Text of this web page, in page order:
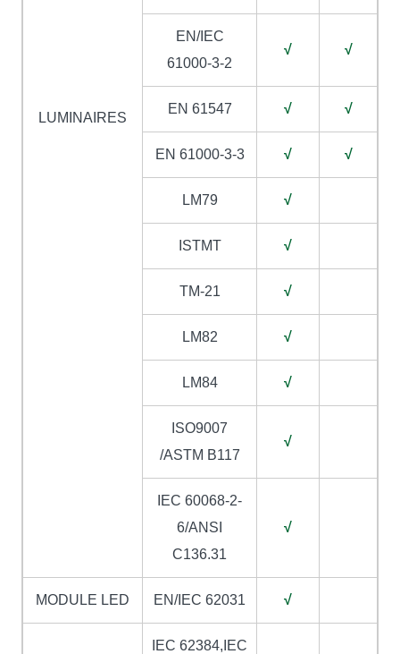
LUMINAIRES
EN/IEC
61000-3-2
√ √
EN 61547 √ √
EN 61000-3-3 √ √
LM79 √
ISTMT √
TM-21 √
LM82 √
LM84 √
ISO9007
/ASTM B117
√
IEC 60068-2-
6/ANSI
C136.31
√
MODULE LED EN/IEC 62031 √
IEC 62384,IEC